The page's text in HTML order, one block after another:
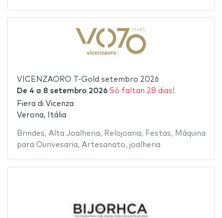
VICENZAORO T-Gold setembro 2026
De 4 a 8 setembro 2026 Só faltan 28 dias!
Fiera di Vicenza
Verona, Itália
Brindes, Alta Joalheria, Relojoaria, Festas, Máquina
para Ourivesaria, Artesanato, joalheria